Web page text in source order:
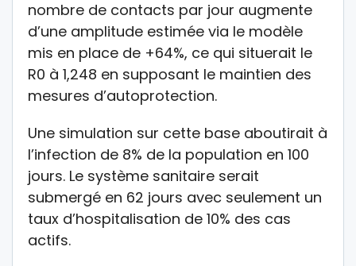
nombre de contacts par jour augmente
d’une amplitude estimée via le modèle
mis en place de +64%, ce qui situerait le
R0 à 1,248 en supposant le maintien des
mesures d’autoprotection.
Une simulation sur cette base aboutirait à
l’infection de 8% de la population en 100
jours. Le système sanitaire serait
submergé en 62 jours avec seulement un
taux d’hospitalisation de 10% des cas
actifs.